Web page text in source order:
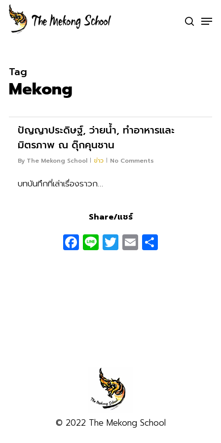
Skip
main
search
Tag
Mekong
ปัญญาประดิษฐ์, ว่ายน้ำ, ทำอาหารและ
มิตรภาพ ณ ดุ๊กคุนชาน
By The Mekong School ข่าว No Comments
บทบันทึกที่เล่าเรื่องราวก…
Share/แชร์
Facebook
LineTwitter
Email
0
© 2022 The Mekong School